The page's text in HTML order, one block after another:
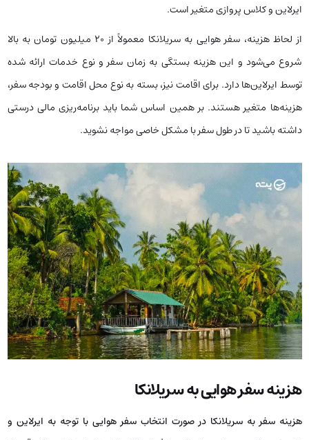
ایرلاین و کلاس پروازی متغیر است.
از لحاظ هزینه، سفر هوایی به سریلانکا معمولاً از ۲۰ میلیون تومان به بالا
شروع می‌شود و این هزینه بستگی به زمان سفر و نوع خدمات ارائه شده
توسط ایرلاین‌ها دارد. برای اقامت نیز، بسته به نوع محل اقامت و بودجه سفر،
هزینه‌ها متغیر هستند. بر همین اساس شما باید برنامه‌ریزی‌ مالی درستی
داشته باشید تا در طول سفر با مشکل خاصی مواجه نشوید.
هزینه سفر هوایی به سریلانکا
هزینه سفر به سریلانکا در صورت انتخاب سفر هوایی با توجه به ایرلاین و